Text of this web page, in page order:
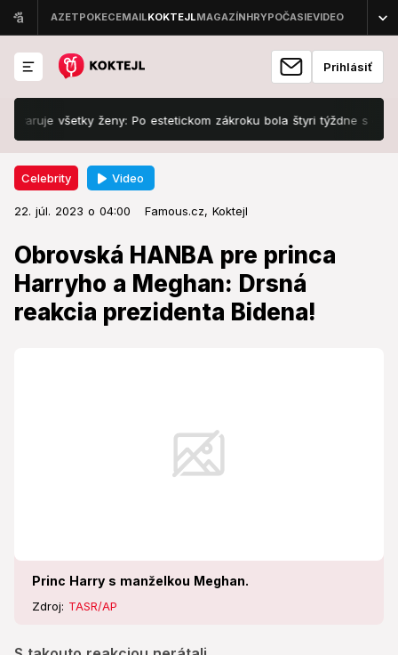
Prihlásiť
všetky ženy: Po estetickom zákroku bola štyri týždne s
Celebrity Video
22. júl. 2023 o 04:00 Famous.cz, Koktejl
Obrovská HANBA pre princa
Harryho a Meghan: Drsná
reakcia prezidenta Bidena!
Princ Harry s manželkou Meghan.
Zdroj: TASR/AP
Celebrity 22. júl. 2023 o 04:00
Obrovská HANBA pre princa
Harryho a Meghan: Drsná reakcia
prezidenta Bidena!
S takouto reakciou nerátali.